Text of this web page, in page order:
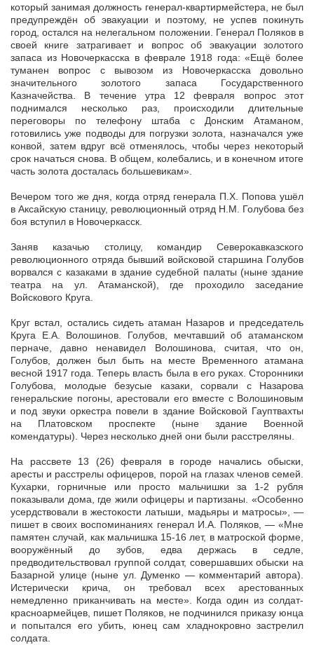
который занимая должность генерал-квартирмейстера, не был
предупреждён об эвакуации и поэтому, не успев покинуть
город, остался на нелегальном положении. Генерал Поляков в
своей книге затрагивает и вопрос об эвакуации золотого
запаса из Новочеркасска в феврале 1918 года: «Ещё более
туманен вопрос с вывозом из Новочеркасска довольно
значительного золотого запаса Государственного
Казначейства. В течение утра 12 февраля вопрос этот
поднимался несколько раз, происходили длительные
переговоры по телефону штаба с Донским Атаманом,
готовились уже подводы для погрузки золота, назначался уже
конвой, затем вдруг всё отменялось, чтобы через некоторый
срок начаться снова. В общем, колебались, и в конечном итоге
часть золота досталась большевикам».
Вечером того же дня, когда отряд генерала П.Х. Попова ушёл
в Аксайскую станицу, революционный отряд Н.М. Голубова без
боя вступил в Новочеркасск.
Заняв казачью столицу, командир Северокавказского
революционного отряда бывший войсковой старшина Голубов
ворвался с казаками в здание судебной палаты (ныне здание
театра на ул. Атаманской), где проходило заседание
Войскового Круга.
Круг встал, остались сидеть атаман Назаров и председатель
Круга Е.А. Волошинов. Голубов, мечтавший об атаманском
перначе, давно ненавидел Волошинова, считая, что он,
Голубов, должен был быть на месте Временного атамана
весной 1917 года. Теперь власть была в его руках. Сторонники
Голубова, молодые безусые казаки, сорвали с Назарова
генеральские погоны, арестовали его вместе с Волошиновым
и под звуки оркестра повели в здание Войсковой Гауптвахты
на Платовском проспекте (ныне здание Военной
комендатуры). Через несколько дней они были расстреляны.
На рассвете 13 (26) февраля в городе начались обыски,
аресты и расстрелы офицеров, порой на глазах членов семей.
Кухарки, горничные или просто мальчишки за 1-2 рубля
показывали дома, где жили офицеры и партизаны. «Особенно
усердствовали в жестокости латыши, мадьяры и матросы», —
пишет в своих воспоминаниях генерал И.А. Поляков, — «Мне
памятен случай, как мальчишка 15-16 лет, в матроской форме,
вооружённый до зубов, едва держась в седле,
предводительствовал группой солдат, совершавших обыски на
Базарной улице (ныне ул. Думенко — комментарий автора).
Истерически крича, он требовал всех арестованных
немедленно приканчивать на месте». Когда один из солдат-
красноармейцев, пишет Поляков, не подчинился приказу юнца
и попытался его убить, юнец сам хладнокровно застрелил
солдата.